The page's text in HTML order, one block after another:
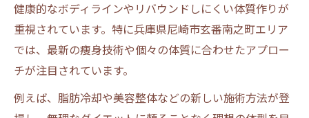
部分痩せを目指す女性に注目の方法
痩身で部分痩せを実現する最新技術の特徴
部分痩せに適した痩身エステの選び方
口コミでも話題の部分痩せ痩身体験談
健康的なボディラインやリバウンドしにくい体質作りが
重視されています。特に兵庫県尼崎市玄番南之町エリア
では、最新の痩身技術や個々の体質に合わせたアプロー
チが注目されています。
例えば、脂肪冷却や美容整体などの新しい施術方法が登